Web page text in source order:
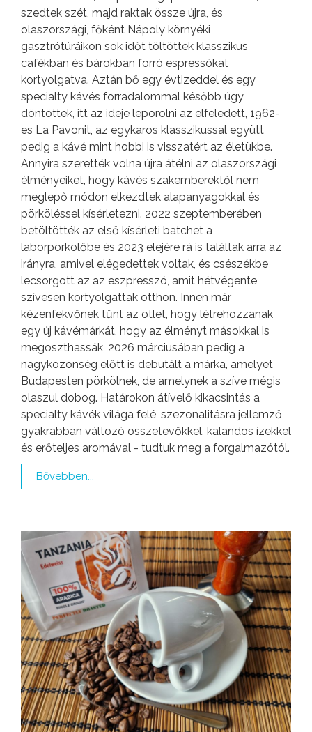
szedtek szét, majd raktak össze újra, és
olaszországi, főként Nápoly környéki
gasztrótúráikon sok időt töltöttek klasszikus
cafékban és bárokban forró espressókat
kortyolgatva. Aztán bő egy évtizeddel és egy
specialty kávés forradalommal később úgy
döntöttek, itt az ideje leporolni az elfeledett, 1962-
es La Pavonit, az egykaros klasszikussal együtt
pedig a kávé mint hobbi is visszatért az életükbe.
Annyira szerették volna újra átélni az olaszországi
élményeiket, hogy kávés szakemberektől nem
meglepő módon elkezdtek alapanyagokkal és
pörköléssel kísérletezni. 2022 szeptemberében
betöltötték az első kísérleti batchet a
laborpörkölőbe és 2023 elejére rá is találtak arra az
irányra, amivel elégedettek voltak, és csészékbe
lecsorgott az az eszpresszó, amit hétvégente
szívesen kortyolgattak otthon. Innen már
kézenfekvőnek tűnt az ötlet, hogy létrehozzanak
egy új kávémárkát, hogy az élményt másokkal is
megoszthassák, 2026 márciusában pedig a
nagyközönség előtt is debütált a márka, amelyet
Budapesten pörkölnek, de amelynek a szíve mégis
olaszul dobog. Határokon átívelő kikacsintás a
specialty kávék világa felé, szezonalitásra jellemző,
gyakrabban változó összetevőkkel, kalandos ízekkel
és erőteljes aromával - tudtuk meg a forgalmazótól.
Bővebben...